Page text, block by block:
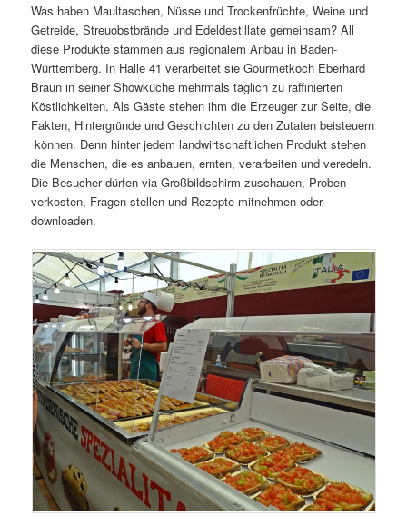
Was haben Maultaschen, Nüsse und Trockenfrüchte, Weine und
Getreide, Streuobstbrände und Edeldestillate gemeinsam? All
diese Produkte stammen aus regionalem Anbau in Baden-
Württemberg. In Halle 41 verarbeitet sie Gourmetkoch Eberhard
Braun in seiner Showküche mehrmals täglich zu raffinierten
Köstlichkeiten. Als Gäste stehen ihm die Erzeuger zur Seite, die
Fakten, Hintergründe und Geschichten zu den Zutaten beisteuern
können. Denn hinter jedem landwirtschaftlichen Produkt stehen
die Menschen, die es anbauen, ernten, verarbeiten und veredeln.
Die Besucher dürfen via Großbildschirm zuschauen, Proben
verkosten, Fragen stellen und Rezepte mitnehmen oder
downloaden.